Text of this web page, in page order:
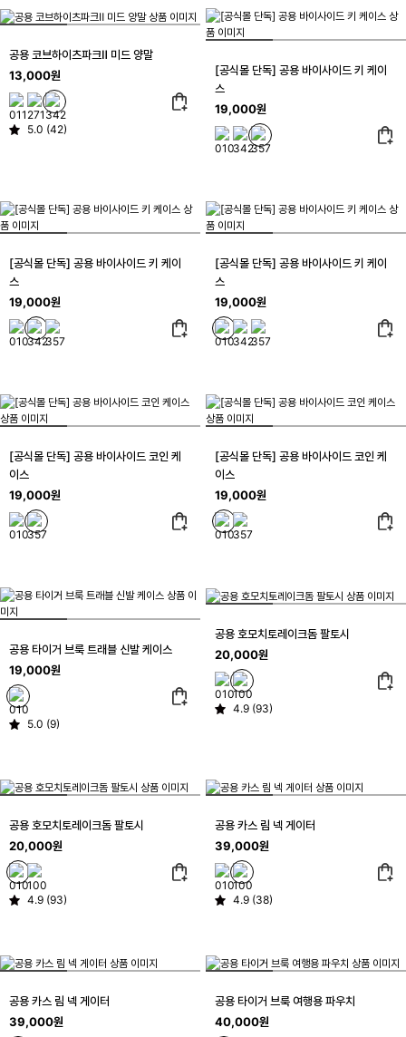
공용 코브하이츠파크Ⅱ 미드 양말
13,000원
5.0 (42)
[공식몰 단독] 공용 바이사이드 키 케이
스
19,000원
[공식몰 단독] 공용 바이사이드 키 케이
스
19,000원
[공식몰 단독] 공용 바이사이드 키 케이
스
19,000원
[공식몰 단독] 공용 바이사이드 코인 케
이스
19,000원
[공식몰 단독] 공용 바이사이드 코인 케
이스
19,000원
공용 타이거 브룩 트래블 신발 케이스
19,000원
5.0 (9)
공용 호모치토레이크돔 팔토시
20,000원
4.9 (93)
공용 호모치토레이크돔 팔토시
20,000원
4.9 (93)
공용 카스 림 넥 게이터
39,000원
4.9 (38)
공용 카스 림 넥 게이터
39,000원
공용 타이거 브룩 여행용 파우치
40,000원